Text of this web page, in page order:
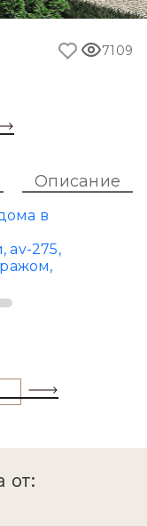
7109
Описание
от: